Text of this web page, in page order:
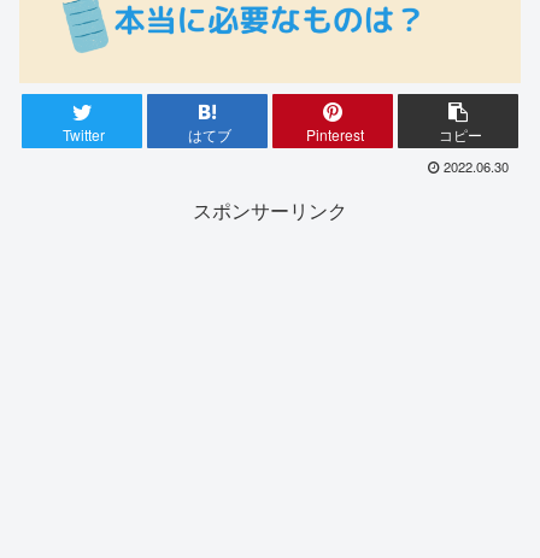
Twitter はてブ Pinterest コピー
2022.06.30
スポンサーリンク